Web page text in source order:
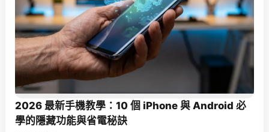
2026 最新手機教學：10 個 iPhone 與 Android 必
學的隱藏功能與省電秘訣